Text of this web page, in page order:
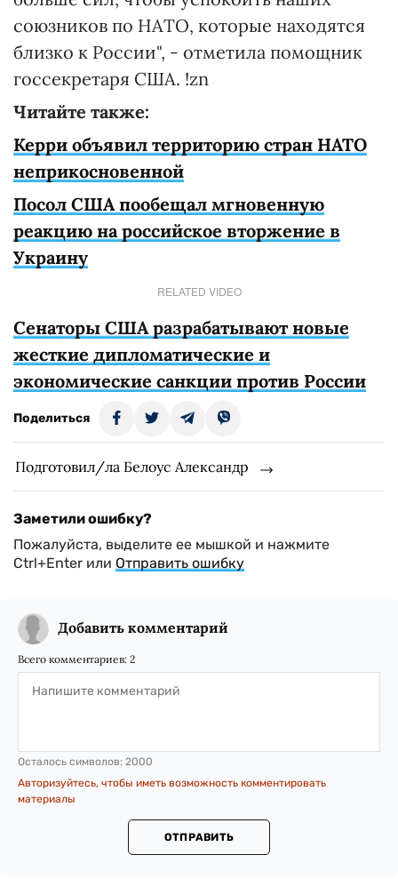
союзников по НАТО, которые находятся
близко к России", - отметила помощник
госсекретаря США. !zn
Читайте также:
Керри объявил территорию стран НАТО
неприкосновенной
Посол США пообещал мгновенную
реакцию на российское вторжение в
Украину
RELATED VIDEO
Сенаторы США разрабатывают новые
жесткие дипломатические и
экономические санкции против России
Поделиться
Подготовил/ла Белоус Александр
Заметили ошибку?
Пожалуйста, выделите ее мышкой и нажмите
Ctrl+Enter или Отправить ошибку
Добавить комментарий
Всего комментариев: 2
Осталось символов: 2000
Авторизуйтесь, чтобы иметь возможность комментировать
материалы
ОТПРАВИТЬ